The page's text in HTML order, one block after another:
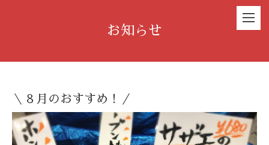
お知らせ
＼８月のおすすめ！／